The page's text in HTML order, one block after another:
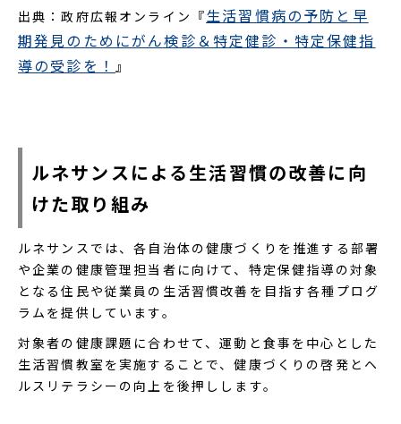
地域住民の健康管理に携わる自治体の担
当者さまにおいては、「地域住民が生活
習慣病に対してどのような意識を持って
いるのか」「生活習慣病の対策にどのよ
説します。
出典：政府広報オンライン『生活習慣病の予防と早
期発見のためにがん検診＆特定健診・特定保健指
導の受診を！ 』
ルネサンスによる生活習慣の改善に向
けた取り組み
ルネサンスでは、各自治体の健康づくりを推進する部署
や企業の健康管理担当者に向けて、特定保健指導の対象
となる住民や従業員の生活習慣改善を目指す各種プログ
ラムを提供しています。
対象者の健康課題に合わせて、運動と食事を中心とした
生活習慣教室を実施することで、健康づくりの啓発とヘ
ルスリテラシーの向上を後押しします。